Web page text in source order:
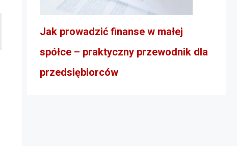
Jak prowadzić finanse w małej
spółce – praktyczny przewodnik dla
przedsiębiorców